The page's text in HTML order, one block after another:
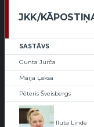
JKK/
SASTĀVS
Gunta Jurča
Maija Ļaksa
Pēteris Šveisbergs
Iluta Linde